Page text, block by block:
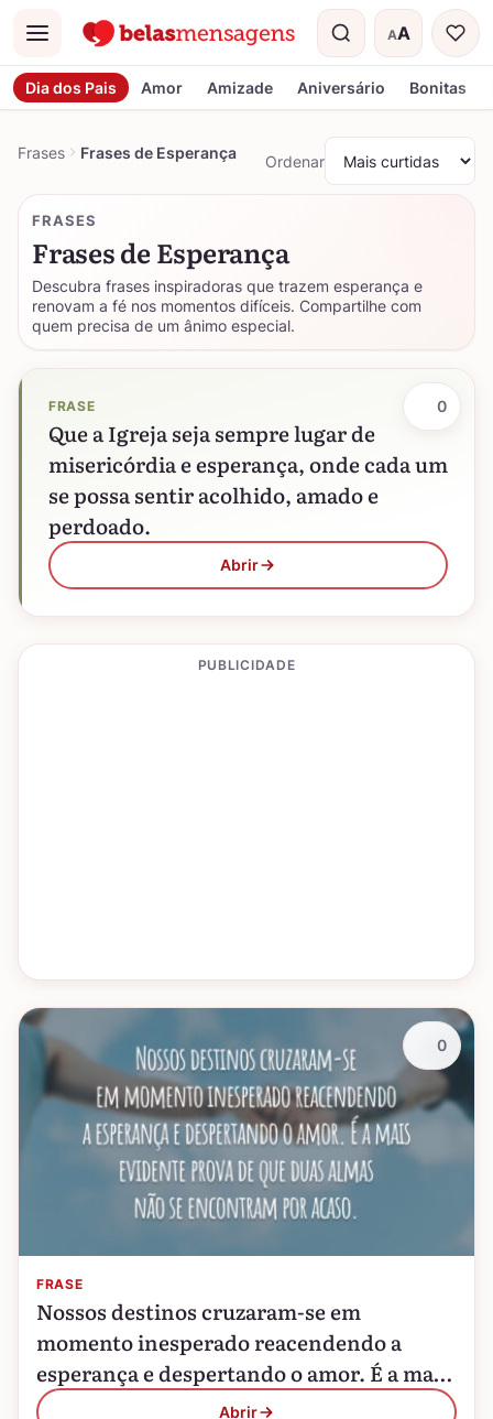
Menu AA
Tamanho do
Dia dos Pais Amor Amizade Aniversário Bonitas
Frases Frases de Esperança Ordenar
FRASES
Frases de Esperança
Descubra frases inspiradoras que trazem esperança e
renovam a fé nos momentos difíceis. Compartilhe com
quem precisa de um ânimo especial.
FRASE
Que a Igreja seja sempre lugar de
misericórdia e esperança, onde cada um
se possa sentir acolhido, amado e
perdoado.
Abrir
0
PUBLICIDADE
FRASE
Nossos destinos cruzaram-se em
momento inesperado reacendendo a
esperança e despertando o amor. É a mais
evidente prova de que duas almas não se
Abrir
0